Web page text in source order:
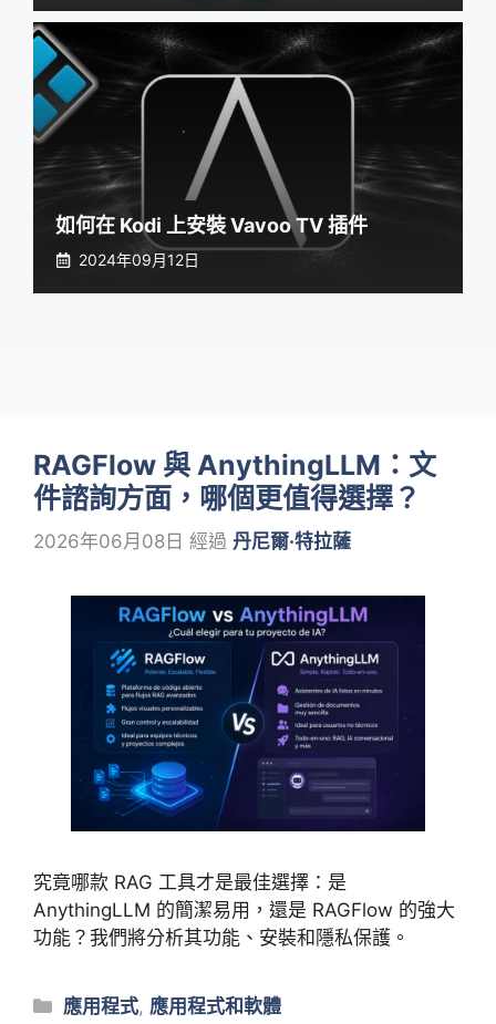
如何在 Kodi 上安裝 Vavoo TV 插件
2024年09月12日
RAGFlow 與 AnythingLLM：文
件諮詢方面，哪個更值得選擇？
2026年06月08日 經過 丹尼爾·特拉薩
究竟哪款 RAG 工具才是最佳選擇：是
AnythingLLM 的簡潔易用，還是 RAGFlow 的強大
功能？我們將分析其功能、安裝和隱私保護。
類
應用程式,應用程式和軟體